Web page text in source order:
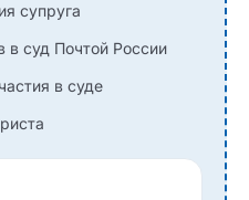
супруга
в суд Почтой России
в суде